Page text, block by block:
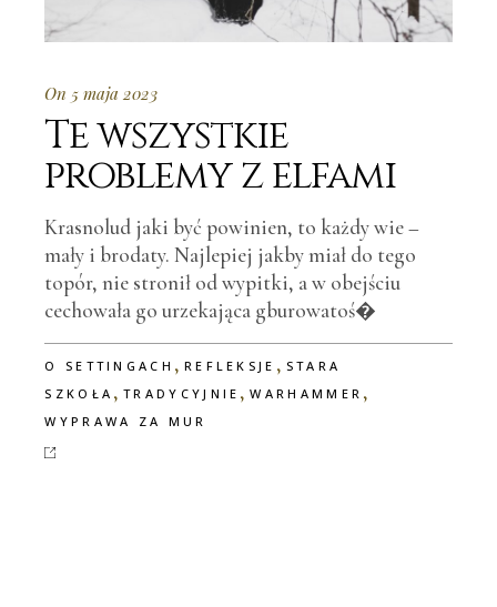
On 5 maja 2023
Te wszystkie
problemy z elfami
Krasnolud jaki być powinien, to każdy wie –
mały i brodaty. Najlepiej jakby miał do tego
topór, nie stronił od wypitki, a w obejściu
cechowała go urzekająca gburowatoś�
O SETTINGACH , REFLEKSJE , STARA
SZKOŁA ,TRADYCYJNIE ,WARHAMMER ,
WYPRAWA ZA MUR